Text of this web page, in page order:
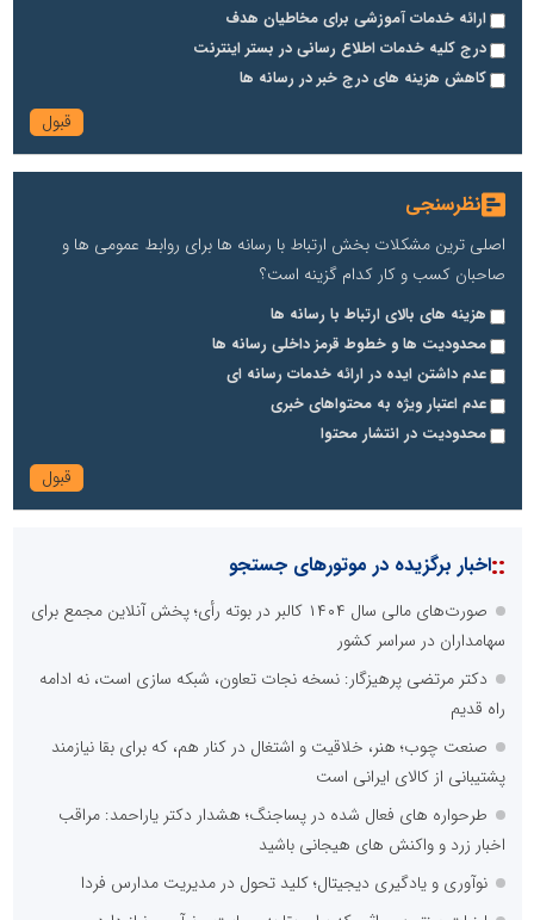
ارائه خدمات آموزشی برای مخاطیان هدف
درج کلیه خدمات اطلاع رسانی در بستر اینترنت
کاهش هزینه های درج خبر در رسانه ها
نظرسنجی
اصلی ترین مشکلات بخش ارتباط با رسانه ها برای روابط عمومی ها و
صاحبان کسب و کار کدام گزینه است؟
هزینه های بالای ارتباط با رسانه ها
محدودیت ها و خطوط قرمز داخلی رسانه ها
عدم داشتن ایده در ارائه خدمات رسانه ای
عدم اعتبار ویژه به محتواهای خبری
محدودیت در انتشار محتوا
::اخبار برگزیده در موتورهای جستجو
صورت‌های مالی سال ۱۴۰۴ کالبر در بوته رأی؛ پخش آنلاین مجمع برای
سهامداران در سراسر کشور
دکتر مرتضی پرهیزگار: نسخه نجات تعاون، شبکه سازی است، نه ادامه
راه قدیم
صنعت چوب؛ هنر، خلاقیت و اشتغال در کنار هم، که برای بقا نیازمند
پشتیبانی از کالای ایرانی است
طرحواره های فعال شده در پساجنگ؛ هشدار دکتر یاراحمد: مراقب
اخبار زرد و واکنش های هیجانی باشید
نوآوری و یادگیری دیجیتال؛ کلید تحول در مدیریت مدارس فردا